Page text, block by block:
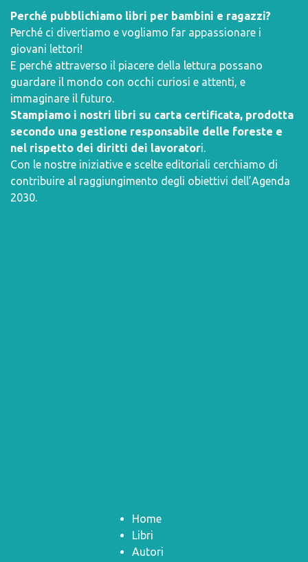
Perché pubblichiamo libri per bambini e ragazzi?
Perché ci divertiamo e vogliamo far appassionare i
giovani lettori!
E perché attraverso il piacere della lettura possano
guardare il mondo con occhi curiosi e attenti, e
immaginare il futuro.
Stampiamo i nostri libri su carta certificata, prodotta
secondo una gestione responsabile delle foreste e
nel rispetto dei diritti dei lavoratori.
Con le nostre iniziative e scelte editoriali cerchiamo di
contribuire al raggiungimento degli obiettivi dell’Agenda
2030.
Home
Libri
Autori